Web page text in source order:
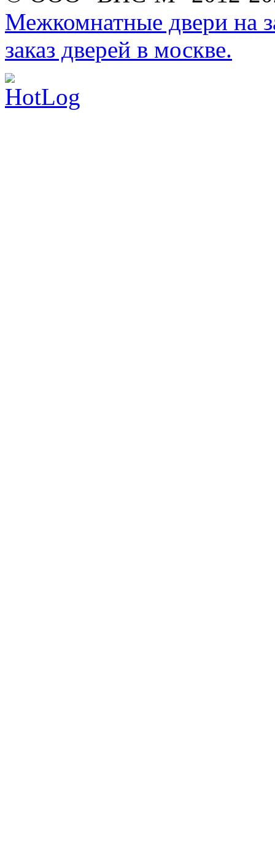
Межкомнатные двери на
заказ дверей в москве.